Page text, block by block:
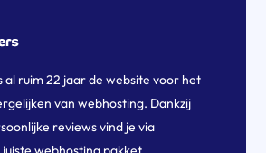
al ruim 22 jaar de website voor het
van webhosting. Dankzij
reviews vind je via